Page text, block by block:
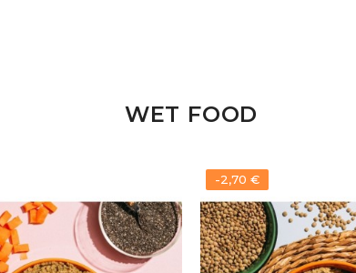
WET FOOD
-2,70 €